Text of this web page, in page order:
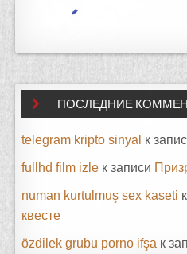
ПОСЛЕДНИЕ
telegram kripto sinyal к
fullhd film izle к записи
numan kurtulmuş sex kaseti
квесте
özdilek grubu porno ifşa к